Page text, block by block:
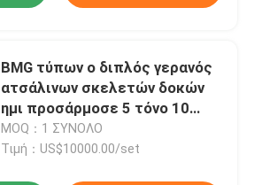
BMG τύπων ο διπλός γερανός
ατσάλινων σκελετών δοκών
ημι προσάρμοσε 5 τόνο 10
τόνος
MOQ：1 ΣΥΝΟΛΟ
Τιμή：US$10000.00/set